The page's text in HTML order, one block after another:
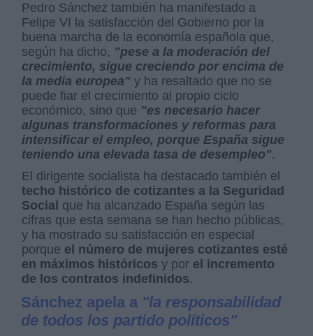
Pedro Sánchez también ha manifestado a
Felipe VI la satisfacción del Gobierno por la
buena marcha de la economía española que,
según ha dicho, "pese a la moderación del
crecimiento, sigue creciendo por encima de
la media europea" y ha resaltado que no se
puede fiar el crecimiento al propio ciclo
económico, sino que "es necesario hacer
algunas transformaciones y reformas para
intensificar el empleo, porque España sigue
teniendo una elevada tasa de desempleo".
El dirigente socialista ha destacado también el
techo histórico de cotizantes a la Seguridad
Social que ha alcanzado España según las
cifras que esta semana se han hecho públicas,
y ha mostrado su satisfacción en especial
porque el número de mujeres cotizantes esté
en máximos históricos y por el incremento
de los contratos indefinidos.
Sánchez apela a "la responsabilidad
de todos los partido políticos"